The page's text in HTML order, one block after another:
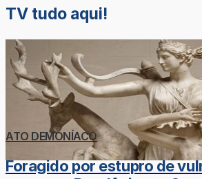
TV tudo aqui!
ATO DEMONÍACO
Foragido por estupro de